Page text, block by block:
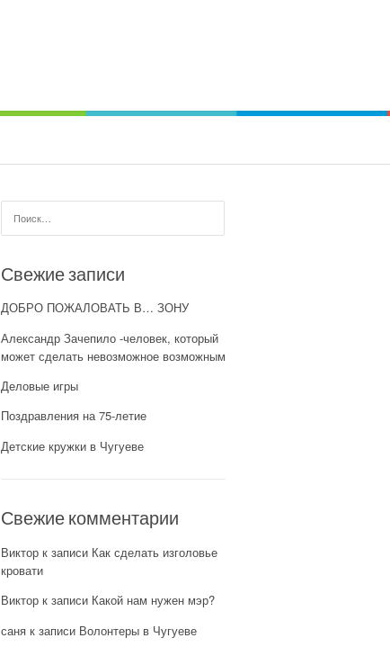
Свежие записи
ДОБРО ПОЖАЛОВАТЬ В… ЗОНУ
Александр Зачепило -человек, который
может сделать невозможное возможным
Деловые игры
Поздравления на 75-летие
Детские кружки в Чугуеве
Свежие комментарии
Виктор к записи Как сделать изголовье
кровати
Виктор к записи Какой нам нужен мэр?
саня к записи Волонтеры в Чугуеве